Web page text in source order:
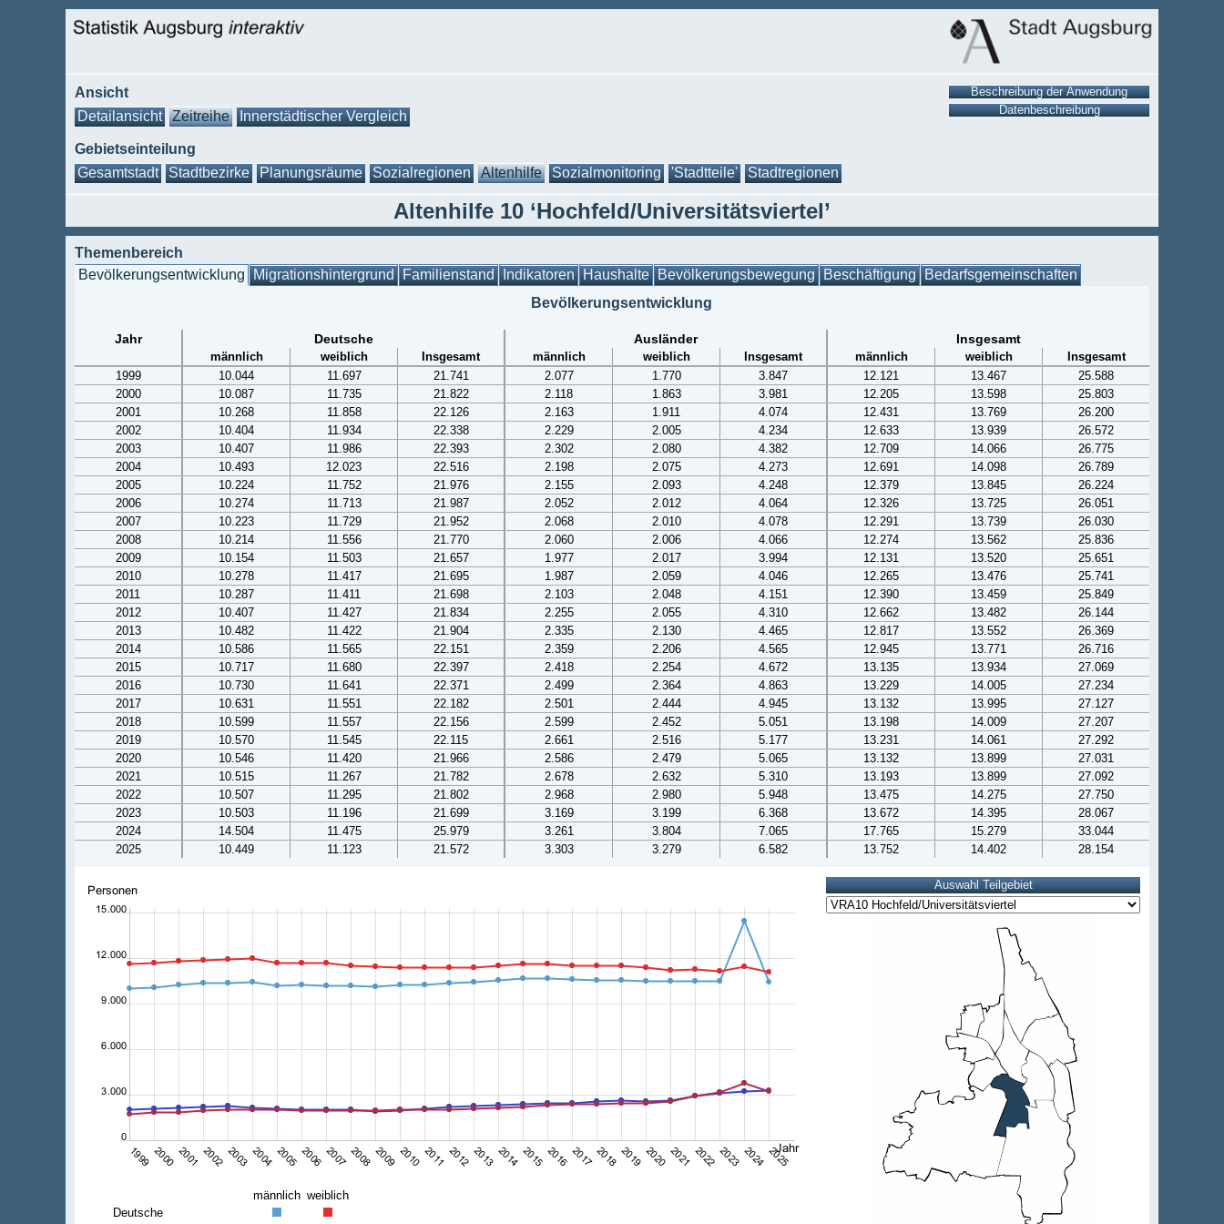
Ansicht
Detailansicht
Zeitreihe Innerstädtischer Vergleich
Gebietseinteilung
Gesamtstadt
Stadtbezirke Planungsräume Sozialregionen Altenhilfe Sozialmonitoring 'Stadtteile' Stadtregionen
Altenhilfe 10 ‘Hochfeld/Universitätsviertel’
Themenbereich
Bevölkerungsentwicklung Migrationshintergrund Familienstand Indikatoren Haushalte Bevölkerungsbewegung Beschäftigung Bedarfsgemeinschaften
Bevölkerungsentwicklung
Jahr Deutsche Ausländer Insgesamt
männlich weiblich Insgesamt männlich weiblich Insgesamt männlich weiblich
Insgesamt
1999
10.044 11.697 21.741 2.077 1.770 3.847 12.121 13.467
25.588
2000
10.087 11.735 21.822 2.118 1.863 3.981 12.205 13.598
25.803
2001
10.268 11.858 22.126 2.163 1.911 4.074 12.431 13.769
26.200
2002
10.404 11.934 22.338 2.229 2.005 4.234 12.633 13.939
26.572
2003
10.407 11.986 22.393 2.302 2.080 4.382 12.709 14.066
26.775
2004
10.493 12.023 22.516 2.198 2.075 4.273 12.691 14.098
26.789
2005
10.224 11.752 21.976 2.155 2.093 4.248 12.379 13.845
26.224
2006
10.274 11.713 21.987 2.052 2.012 4.064 12.326 13.725
26.051
2007
10.223 11.729 21.952 2.068 2.010 4.078 12.291 13.739
26.030
2008
10.214 11.556 21.770 2.060 2.006 4.066 12.274 13.562
25.836
2009
10.154 11.503 21.657 1.977 2.017 3.994 12.131 13.520
25.651
2010
10.278 11.417 21.695 1.987 2.059 4.046 12.265 13.476
25.741
2011
10.287 11.411 21.698 2.103 2.048 4.151 12.390 13.459
25.849
2012
10.407 11.427 21.834 2.255 2.055 4.310 12.662 13.482
26.144
2013
10.482 11.422 21.904 2.335 2.130 4.465 12.817 13.552
26.369
2014
10.586 11.565 22.151 2.359 2.206 4.565 12.945 13.771
26.716
2015
10.717 11.680 22.397 2.418 2.254 4.672 13.135 13.934
27.069
2016
10.730 11.641 22.371 2.499 2.364 4.863 13.229 14.005
27.234
2017
10.631 11.551 22.182 2.501 2.444 4.945 13.132 13.995
27.127
2018
10.599 11.557 22.156 2.599 2.452 5.051 13.198 14.009
27.207
2019
10.570 11.545 22.115 2.661 2.516 5.177 13.231 14.061
27.292
2020
10.546 11.420 21.966 2.586 2.479 5.065 13.132 13.899
27.031
2021
10.515 11.267 21.782 2.678 2.632 5.310 13.193 13.899
27.092
2022
10.507 11.295 21.802 2.968 2.980 5.948 13.475 14.275
27.750
2023
10.503 11.196 21.699 3.169 3.199 6.368 13.672 14.395
28.067
2024
14.504 11.475 25.979 3.261 3.804 7.065 17.765 15.279
33.044
2025
10.449 11.123 21.572 3.303 3.279 6.582 13.752 14.402 28.154
männlich weiblich
Deutsche